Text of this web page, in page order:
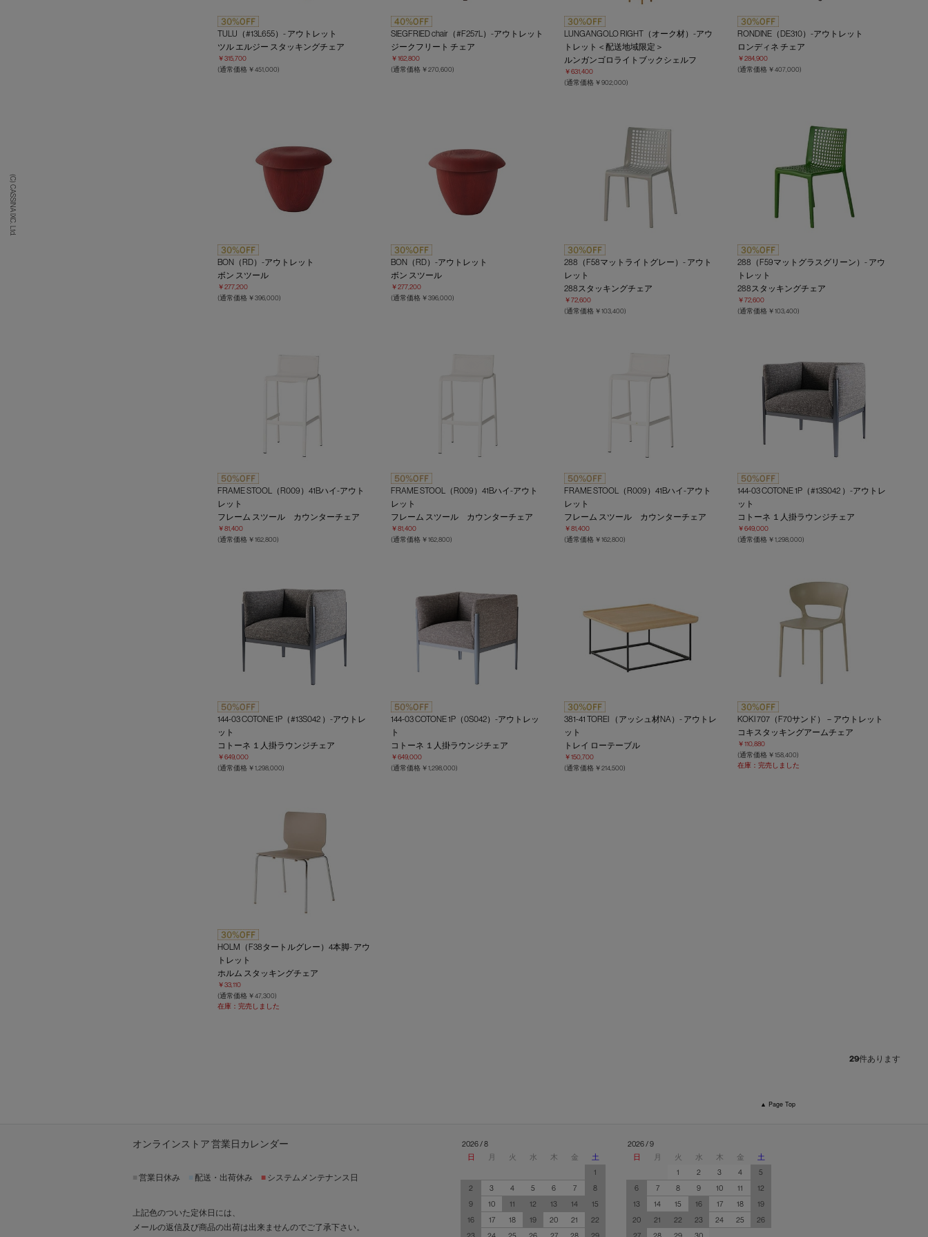
(C) CASSINA IXC. Ltd.
TULU（#13L655）- アウトレット
ツル エルジー スタッキングチェア
￥315,700
(通常価格 ￥451,000)
SIEGFRIED chair（#F257L）-アウトレット
ジークフリート チェア
￥162,800
(通常価格 ￥270,600)
LUNGANGOLO RIGHT（オーク材）-アウ
トレット＜配送地域限定＞
ルンガンゴロライトブックシェルフ
￥631,400
(通常価格 ￥902,000)
RONDINE（DE310）-アウトレット
ロンディネ チェア
￥284,900
(通常価格 ￥407,000)
BON（RD）-アウトレット
ボン スツール
￥277,200
(通常価格 ￥396,000)
BON（RD）-アウトレット
ボン スツール
￥277,200
(通常価格 ￥396,000)
288（F58マットライトグレー）- アウト
レット
288スタッキングチェア
￥72,600
(通常価格 ￥103,400)
288（F59マットグラスグリーン）- アウ
トレット
288スタッキングチェア
￥72,600
(通常価格 ￥103,400)
FRAME STOOL（R009）41Bハイ-アウト
レット
フレーム スツール カウンターチェア
￥81,400
(通常価格 ￥162,800)
FRAME STOOL（R009）41Bハイ-アウト
レット
フレーム スツール カウンターチェア
￥81,400
(通常価格 ￥162,800)
FRAME STOOL（R009）41Bハイ-アウト
レット
フレーム スツール カウンターチェア
￥81,400
(通常価格 ￥162,800)
144-03 COTONE 1P（#13S042 ）-アウトレ
ット
コトーネ １人掛ラウンジチェア
￥649,000
(通常価格 ￥1,298,000)
144-03 COTONE 1P（#13S042 ）-アウトレ
ット
コトーネ １人掛ラウンジチェア
￥649,000
(通常価格 ￥1,298,000)
144-03 COTONE 1P（0S042）-アウトレッ
ト
コトーネ １人掛ラウンジチェア
￥649,000
(通常価格 ￥1,298,000)
381-41 TOREI （アッシュ材NA）- アウトレ
ット
トレイ ローテーブル
￥150,700
(通常価格 ￥214,500)
KOKI 707（F70サンド）－アウトレット
コキスタッキングアームチェア
￥110,880
(通常価格 ￥158,400)
在庫：完売しました
HOLM（F38タートルグレー）4本脚- アウ
トレット
ホルム スタッキングチェア
￥33,110
(通常価格 ￥47,300)
在庫：完売しました
29件あります
▲ Page Top
オンラインストア 営業日カレンダー
営業日休み 配送・出荷休み ■ システムメンテナンス日
上記色のついた定休日には、
メールの返信及び商品の出荷は出来ませんのでご了承下さい。
2026 / 8
日
月 火 水 木 金
土
1
2
3 4 5 6 7
8
9
10 11 12 13 14
15
16
17 18 19 20 21
22
2026 / 9
日
月 火 水 木 金
土
1
2 3 4
5
6
7 8 9 10 11
12
13
14 15 16 17 18
19
20
21 22 23 24 25
26